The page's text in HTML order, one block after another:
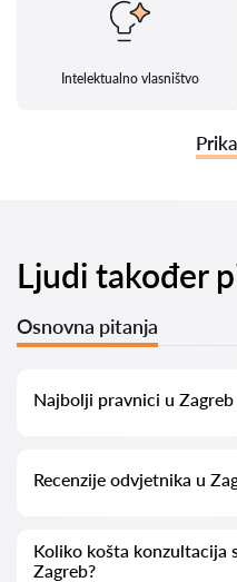
Intelektualno vlasništvo
Ljudi također
Osnovna pitanja
Najbolji pravnici u Zagreb
informacijama. Cijene,
Recenzije odvjetnika u
odvjetnicima. Ne brišemo
mogućnost njihovog lažnog
Koliko košta konzultacija
Zagreb?